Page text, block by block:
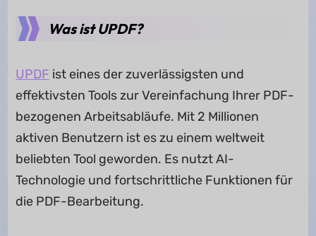
Was ist UPDF?
UPDF ist eines der zuverlässigsten und
effektivsten Tools zur Vereinfachung Ihrer PDF-
bezogenen Arbeitsabläufe. Mit 2 Millionen
aktiven Benutzern ist es zu einem weltweit
beliebten Tool geworden. Es nutzt AI-
Technologie und fortschrittliche Funktionen für
die PDF-Bearbeitung.